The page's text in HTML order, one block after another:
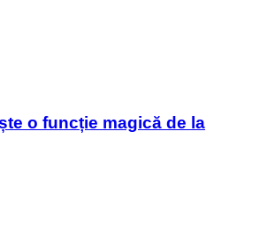
o funcție magică de la